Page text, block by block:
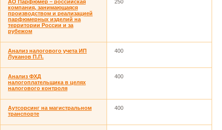
AO Парфюмер – российская
компания, занимающаяся
производством и реализацией
парфюмерных изделий на
территории России и за
рубежом
250
Анализ налогового учета ИП
Луканов П.П.
400
Анализ ФХД
налогоплательщика в целях
налогового контроля
400
Аутсорсинг на магистральном
транспорте
400